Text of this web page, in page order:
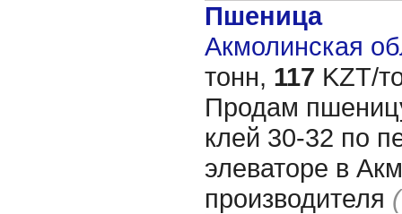
Пшеница
Акмолинская
тонн, 117 KZT/
Продам
клей 30-32 по
элеваторе в
производителя